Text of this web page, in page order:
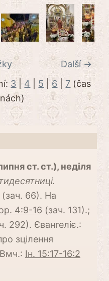
Další →
3| 4 5 6 7 (čas
ст. ст.), неділя
(зач. 66). На
4:9-16 (зач. 131).;
292). Євангеліє.:
зцілення
Ін. 15:17-16:2